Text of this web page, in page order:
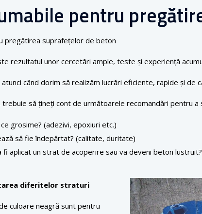
pentru
pregătirea suprafețelor de beton
rezultatul unor cercetări ample, teste și experiență
când dorim să realizăm lucrări eficiente, rapide și de
să țineți cont de următoarele recomandări pentru a
grosime? (adezivi, epoxiuri etc.)
să fie îndepărtat? (calitate, duritate)
fi aplicat un strat de acoperire sau va deveni beton
diferitelor straturi
culoare neagră sunt pentru